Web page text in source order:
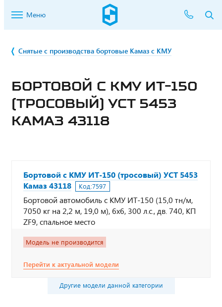
Меню
Снятые с производства бортовые Камаз с КМУ
БОРТОВОЙ С КМУ ИТ-150
(ТРОСОВЫЙ) УСТ 5453
КАМАЗ 43118
Бортовой с КМУ ИТ-150 (тросовый) УСТ 5453
Камаз 43118
Код:7597
Бортовой автомобиль с КМУ ИТ-150 (15,0 тн/м,
7050 кг на 2,2 м, 19,0 м), 6х6, 300 л.с., дв. 740, КП
ZF9, спальное место
Модель не производится
Перейти к актуальной модели
Другие модели данной категории